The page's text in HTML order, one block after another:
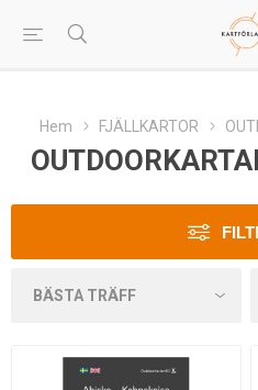
Hem FJÄLLKARTOR